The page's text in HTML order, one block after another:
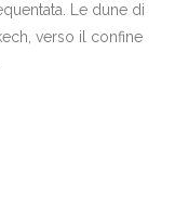
Le dune di
verso il confine